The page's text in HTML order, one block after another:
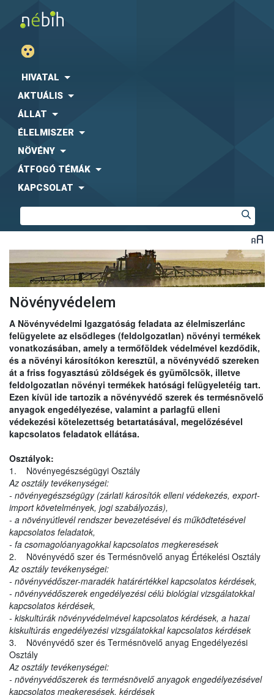
HIVATAL
AKTUÁLIS
ÁLLAT
ÉLELMISZER
NÖVÉNY
ÁTFOGÓ TÉMÁK
KAPCSOLAT
Növényvédelem
A Növényvédelmi Igazgatóság feladata az élelmiszerlánc
felügyelete az elsődleges (feldolgozatlan) növényi termékek
vonatkozásában, amely a termőföldek védelmével kezdődik,
és a növényi károsítókon keresztül, a növényvédő szereken
át a friss fogyasztású zöldségek és gyümölcsök, illetve
feldolgozatlan növényi termékek hatósági felügyeletéig tart.
Ezen kívül ide tartozik a növényvédő szerek és termésnövelő
anyagok engedélyezése, valamint a parlagfű elleni
védekezési kötelezettség betartatásával, megelőzésével
kapcsolatos feladatok ellátása.
Osztályok:
1. Növényegészségügyi Osztály
Az osztály tevékenységei:
- növényegészségügy (zárlati károsítók elleni védekezés, export-
import követelmények, jogi szabályozás),
- a növényútlevél rendszer bevezetésével és működtetésével
kapcsolatos feladatok,
- fa csomagolóanyagokkal kapcsolatos megkeresések
2. Növényvédő szer és Termésnövelő anyag Értékelési Osztály
Az osztály tevékenységei:
- növényvédőszer-maradék határértékkel kapcsolatos kérdések,
- növényvédőszerek engedélyezési célú biológiai vizsgálatokkal
kapcsolatos kérdések,
- kiskultúrák növényvédelmével kapcsolatos kérdések, a hazai
kiskultúrás engedélyezési vizsgálatokkal kapcsolatos kérdések
3. Növényvédő szer és Termésnövelő anyag Engedélyezési
Osztály
Az osztály tevékenységei:
- növényvédőszerek és termésnövelő anyagok engedélyezésével
kapcsolatos megkeresések, kérdések